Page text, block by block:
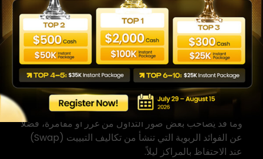
آراء العلماء في تداول عقود
الفروقات
تتباين آراء علماء الشريعة الإسلامية حول حكم تداول عقود
الفروقات، وذلك على النحو التالي:
يرى فريق من العلماء أن تداول عقود الفروقات محرم أو
مكروه لعدة أسباب، أبرزها: عدم وجود أصل حقيقي يُتملك،
وما قد يُصاحب بعض صور التداول من غرر أو مقامرة، فضلاً
عن الفوائد الربوية التي تنشأ من تكاليف التبييت (Swap)
عند الاحتفاظ بالمراكز ليلاً.